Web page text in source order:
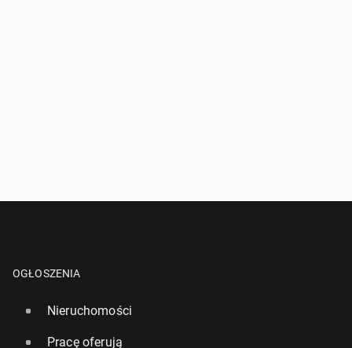
OGŁOSZENIA
Nieruchomości
Pracę oferują